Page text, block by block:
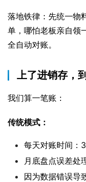
落地铁律：先统一物
单，哪怕老板亲自领
全自动对账。
上了进销存，
我们算一笔账：
传统模式：
每天对账时间：
月底盘点误差处
因为数据错误导